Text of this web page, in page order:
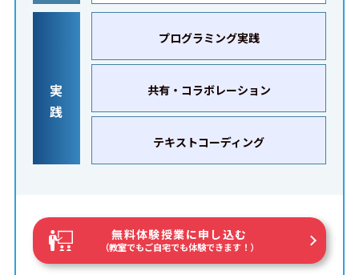
実
践
プログラミング実践
共有・コラボレーション
テキストコーディング
無料体験授業に申し込む
（教室でもご自宅でも体験できます！）